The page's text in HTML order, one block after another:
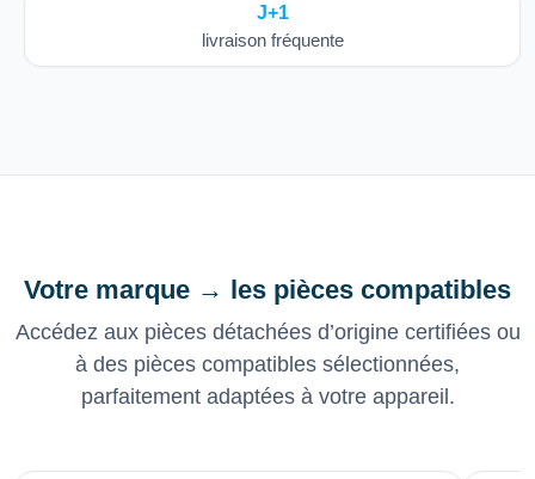
J+1
livraison fréquente
Votre marque → les pièces compatibles
Accédez aux pièces détachées d’origine certifiées ou
à des pièces compatibles sélectionnées,
parfaitement adaptées à votre appareil.